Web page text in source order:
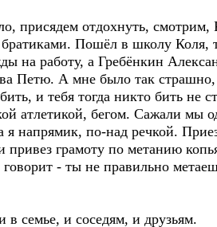
присядем отдохнуть, смотрим,
Пошёл в школу Коля,
на работу, а Гребёнкин
Петю. А мне было так
и тебя тогда никто бить не
атлетикой, бегом. Сажали мы
я напрямик, по-над речкой.
грамоту по метанию
- ты не правильно
в семье, и соседям, и друзьям.